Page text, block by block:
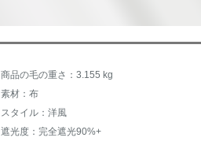
商品の毛の重さ：3.155 kg
素材：布
スタイル：洋風
遮光度：完全遮光90%+